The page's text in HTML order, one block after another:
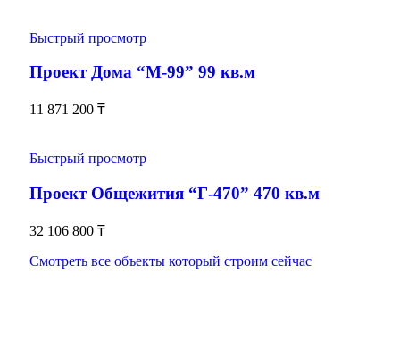
Быстрый просмотр
Проект Дома “М-99” 99 кв.м
11 871 200 ₸
Быстрый просмотр
Проект Общежития “Г-470” 470 кв.м
32 106 800 ₸
Смотреть все объекты который строим сейчас